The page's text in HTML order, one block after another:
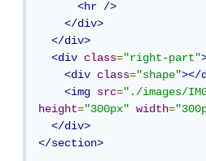
<hr
/>
</div>
</div>
<div
class="right-part"
<div
class="shape"></
<img
src="./images/
height="300px" width=
</div>
</section>